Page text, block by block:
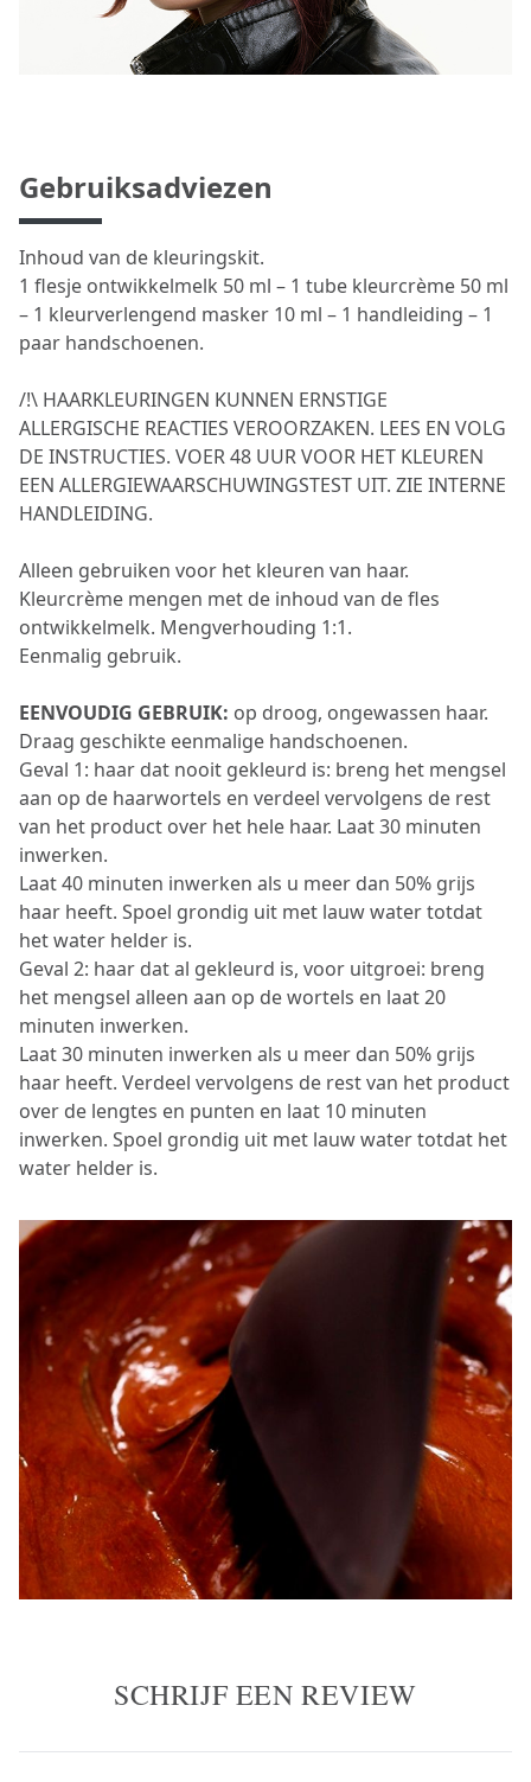
Gebruiksadviezen
Inhoud van de kleuringskit.
1 flesje ontwikkelmelk 50 ml – 1 tube kleurcrème 50 ml
– 1 kleurverlengend masker 10 ml – 1 handleiding – 1
paar handschoenen.
/!\ HAARKLEURINGEN KUNNEN ERNSTIGE
ALLERGISCHE REACTIES VEROORZAKEN. LEES EN VOLG
DE INSTRUCTIES. VOER 48 UUR VOOR HET KLEUREN
EEN ALLERGIEWAARSCHUWINGSTEST UIT. ZIE INTERNE
HANDLEIDING.
Alleen gebruiken voor het kleuren van haar.
Kleurcrème mengen met de inhoud van de fles
ontwikkelmelk. Mengverhouding 1:1.
Eenmalig gebruik.
EENVOUDIG GEBRUIK: op droog, ongewassen haar.
Draag geschikte eenmalige handschoenen.
Geval 1: haar dat nooit gekleurd is: breng het mengsel
aan op de haarwortels en verdeel vervolgens de rest
van het product over het hele haar. Laat 30 minuten
inwerken.
Laat 40 minuten inwerken als u meer dan 50% grijs
haar heeft. Spoel grondig uit met lauw water totdat
het water helder is.
Geval 2: haar dat al gekleurd is, voor uitgroei: breng
het mengsel alleen aan op de wortels en laat 20
minuten inwerken.
Laat 30 minuten inwerken als u meer dan 50% grijs
haar heeft. Verdeel vervolgens de rest van het product
over de lengtes en punten en laat 10 minuten
inwerken. Spoel grondig uit met lauw water totdat het
water helder is.
SCHRIJF EEN REVIEW